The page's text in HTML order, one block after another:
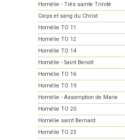
Homélie - Très sainte Trinité
Corps et sang du Christ
Homélie TO 11
Homélie TO 12
Homélie TO 14
Homélie - Saint Benoît
Homélie TO 16
Homélie TO 19
Homélie - Assomption de Marie
Homélie TO 20
Homélie saint Bernard
Homélie TO 23